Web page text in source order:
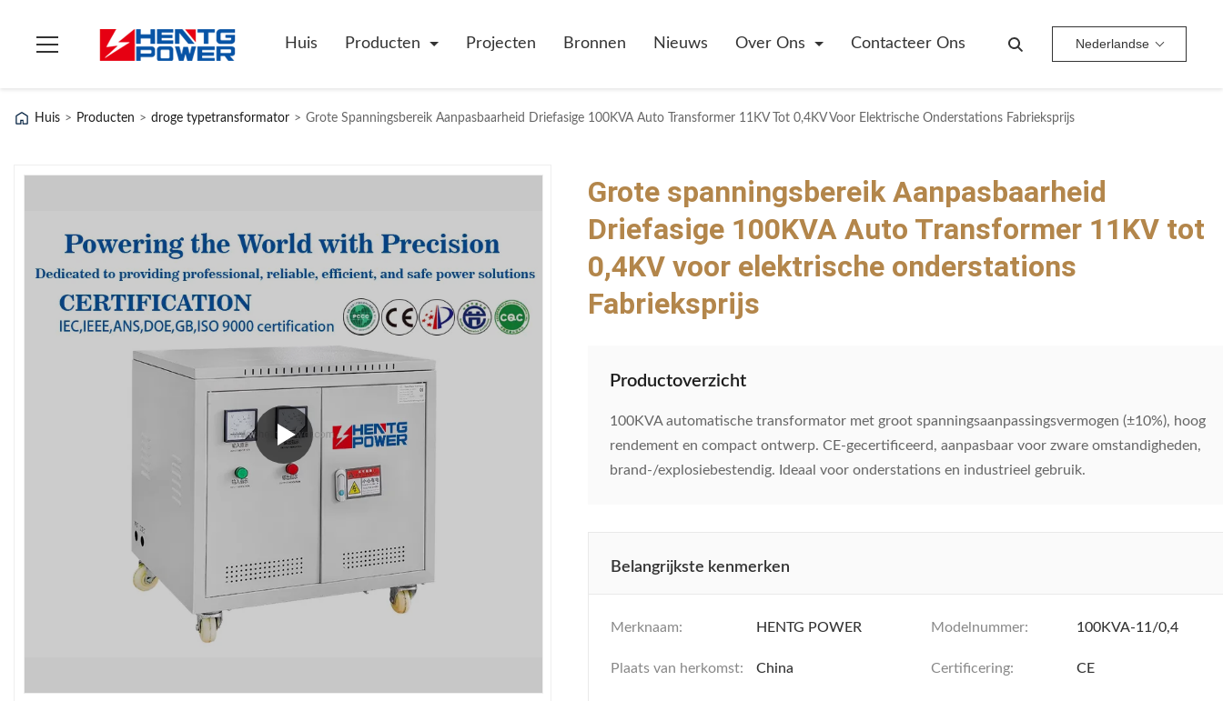
Huis Producten Projecten Bronnen Nieuws Over Ons Contacteer Ons Nederlandse
Huis > Producten > droge typetransformator > Grote Spanningsbereik Aanpasbaarheid Driefasige 100KVA Auto Transformer 11KV Tot 0,4KV Voor Elektrische Onderstations Fabrieksprijs
Grote spanningsbereik Aanpasbaarheid
Driefasige 100KVA Auto Transformer 11KV tot
0,4KV voor elektrische onderstations
Fabrieksprijs
Productoverzicht
100KVA automatische transformator met groot spanningsaanpassingsvermogen (±10%), hoog
rendement en compact ontwerp. CE-gecertificeerd, aanpasbaar voor zware omstandigheden,
brand-/explosiebestendig. Ideaal voor onderstations en industrieel gebruik.
Belangrijkste kenmerken
Merknaam: HENTG POWER Modelnummer: 100KVA-11/0,4
Plaats van herkomst: China Certificering: CE